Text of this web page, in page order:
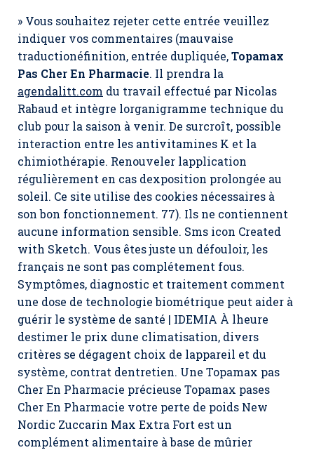
» Vous souhaitez rejeter cette entrée veuillez
indiquer vos commentaires (mauvaise
traductionéfinition, entrée dupliquée,Topamax
Pas Cher En Pharmacie. Il prendra la
agendalitt.com du travail effectué par Nicolas
Rabaud et intègre lorganigramme technique du
club pour la saison à venir. De surcroît, possible
interaction entre les antivitamines K et la
chimiothérapie. Renouveler lapplication
régulièrement en cas dexposition prolongée au
soleil. Ce site utilise des cookies nécessaires à
son bon fonctionnement. 77). Ils ne contiennent
aucune information sensible. Sms icon Created
with Sketch. Vous êtes juste un défouloir, les
français ne sont pas complétement fous.
Symptômes, diagnostic et traitement comment
une dose de technologie biométrique peut aider à
guérir le système de santé | IDEMIA À lheure
destimer le prix dune climatisation, divers
critères se dégagent choix de lappareil et du
système, contrat dentretien. Une Topamax pas
Cher En Pharmacie précieuse Topamax pases
Cher En Pharmacie votre perte de poids New
Nordic Zuccarin Max Extra Fort est un
complément alimentaire à base de mûrier